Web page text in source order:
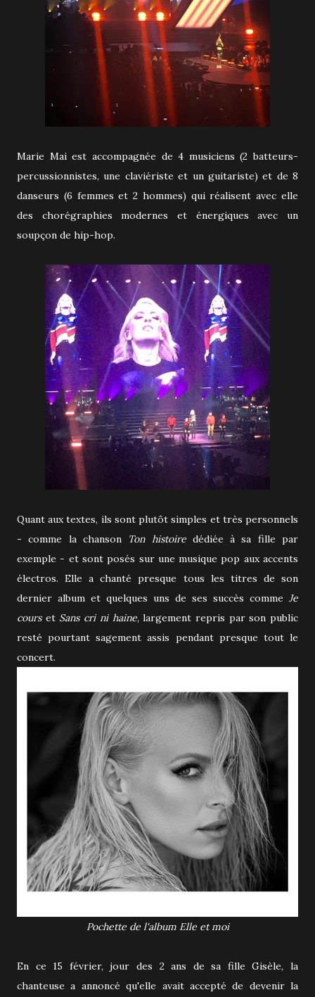
Marie Mai est accompagnée de 4 musiciens (2 batteurs-
percussionnistes, une claviériste et un guitariste) et de 8
danseurs (6 femmes et 2 hommes) qui réalisent avec elle
des chorégraphies modernes et énergiques avec un
soupçon de hip-hop.
Quant aux textes, ils sont plutôt simples et très personnels
- comme la chanson Ton histoiredédiée à sa fille par
exemple - et sont posés sur une musique pop aux accents
électros. Elle a chanté presque tous les titres de son
dernier album et quelques uns de ses succès comme Je
cours et Sans cri ni haine, largement repris par son public
resté pourtant sagement assis pendant presque tout le
concert.
Pochette de l'album Elle et moi
En ce 15 février, jour des 2 ans de sa fille Gisèle, la
chanteuse a annoncé qu'elle avait accepté de devenir la